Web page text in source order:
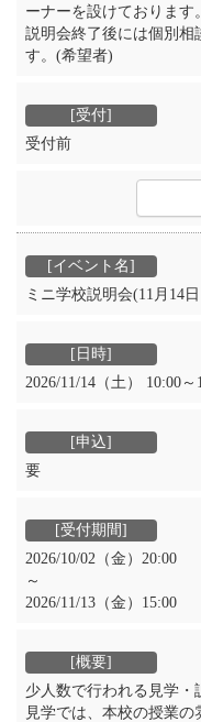
ーナーを設けております。
説明会終了後には個別相
す。(希望者)
受付前
ミニ学校説明会(11月14日
2026/11/14（土） 10:00～
要
2026/10/02（金）20:00
～
2026/11/13（金）15:00
少人数で行われる見学・
見学では、本校の授業